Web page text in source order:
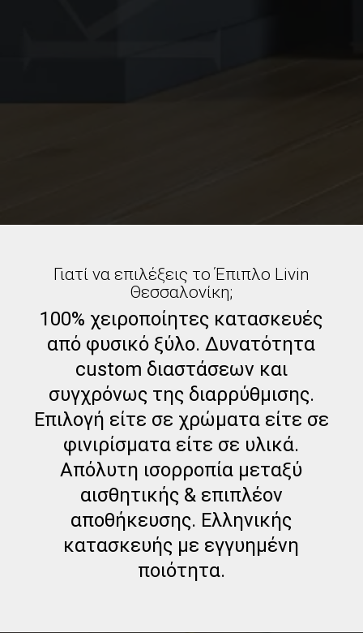
Γιατί να επιλέξεις το Έπιπλο Livin
Θεσσαλονίκη;
100% χειροποίητες κατασκευές
από φυσικό ξύλο. Δυνατότητα
custom διαστάσεων και
συγχρόνως της διαρρύθμισης.
Επιλογή είτε σε χρώματα είτε σε
φινιρίσματα είτε σε υλικά.
Απόλυτη ισορροπία μεταξύ
αισθητικής & επιπλέον
αποθήκευσης. Ελληνικής
κατασκευής με εγγυημένη
ποιότητα.